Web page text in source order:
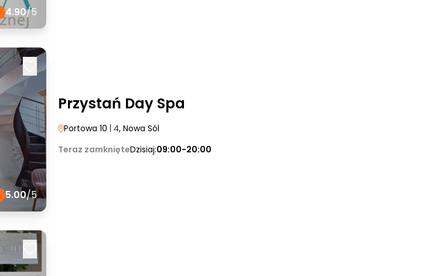
4.90/5
5.00/5
Przystań Day Spa
Portowa 10 | 4, Nowa Sól
Teraz zamknięteDzisiaj:09:00-20:00